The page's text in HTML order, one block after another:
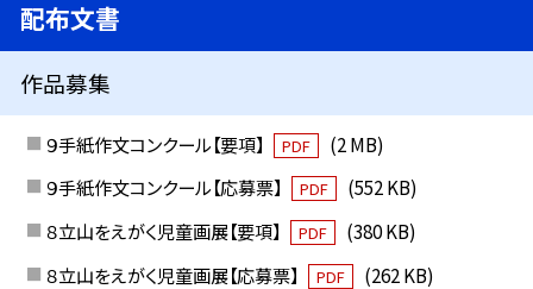
配布文書
作品募集
９手紙作文コンクール【要項】 PDF
(2 MB)
９手紙作文コンクール【応募票】
PDF
(552 KB)
８立山をえがく児童画展【要項】
PDF
(380 KB)
８立山をえがく児童画展【応募票】
PDF
(262 KB)